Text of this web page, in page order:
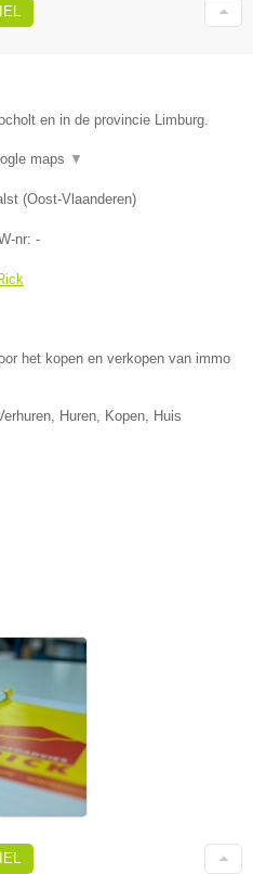
en in de provincie Limburg.
maps ▼
(Oost-Vlaanderen)
nr: -
het kopen en verkopen van immo
Huren, Kopen, Huis